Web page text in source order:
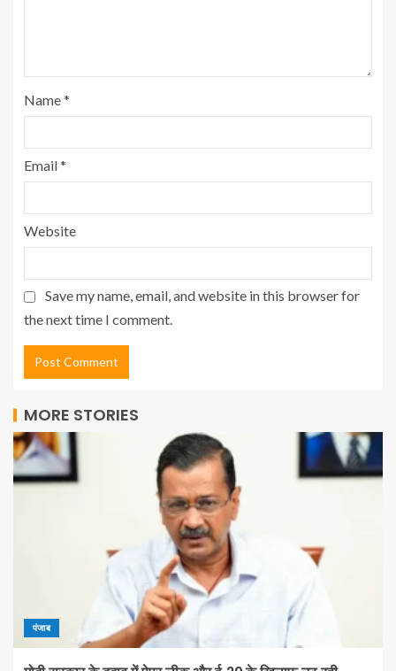
Name*
Email*
Website
Save my name, email, and website in this browser for
the next time I comment.
MORE STORIES
पंजाब